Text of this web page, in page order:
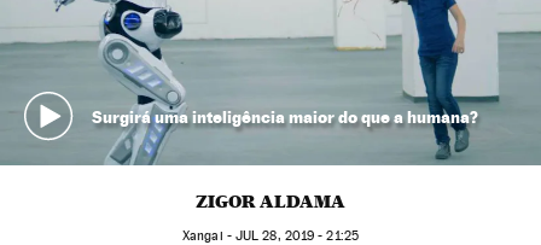
Surgirá uma inteligência maior do que a humana?
ZIGOR ALDAMA
Xangai - JUL 28, 2019 - 21:25